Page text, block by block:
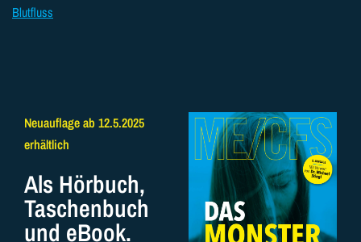
Blutfluss
Neuauflage ab 12.5.2025
erhältlich
Als Hörbuch,
Taschenbuch
und eBook.